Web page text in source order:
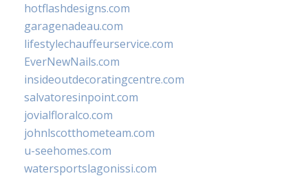
hotflashdesigns.com
garagenadeau.com
lifestylechauffeurservice.com
EverNewNails.com
insideoutdecoratingcentre.com
salvatoresinpoint.com
jovialfloralco.com
johnlscotthometeam.com
u-seehomes.com
watersportslagonissi.com